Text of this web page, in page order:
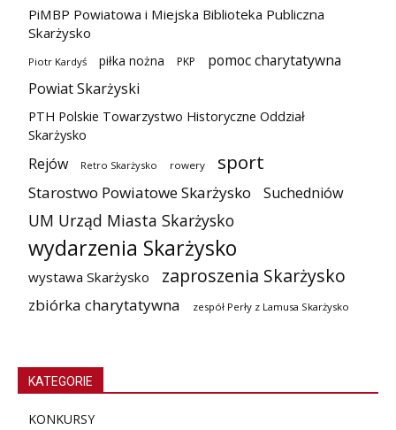
PiMBP Powiatowa i Miejska Biblioteka Publiczna
Skarżysko
Piotr Kardyś piłka nożna PKP
pomoc charytatywna
Powiat Skarżyski
PTH Polskie Towarzystwo Historyczne Oddział
Skarżysko
Rejów Retro Skarżysko rowery sport
Starostwo Powiatowe Skarżysko Suchedniów
UM Urząd Miasta Skarżysko
wydarzenia Skarżysko
wystawa Skarżysko zaproszenia Skarżysko
zbiórka charytatywna zespół Perły z Lamusa Skarżysko
KATEGORIE
KONKURSY